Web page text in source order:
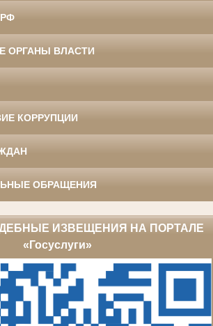
ОРГАНЫ ВЛАСТИ
КОРРУПЦИИ
ОБРАЩЕНИЯ
ИЗВЕЩЕНИЯ НА ПОРТАЛЕ
«Госуслуги»